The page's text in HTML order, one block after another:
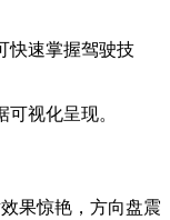
快速掌握驾驶技
视化呈现。
果惊艳，方向盘震